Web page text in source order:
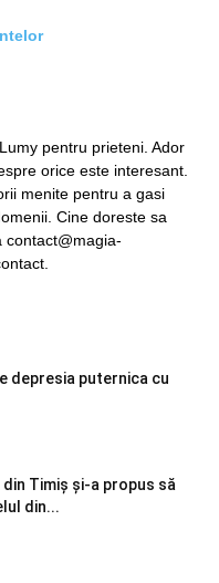
pentru prieteni. Ador
orice este interesant.
menite pentru a gasi
Cine doreste sa
contact@magia-
depresia puternica cu
din Timiș și-a propus să
din...